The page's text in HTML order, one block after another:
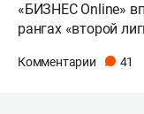
«БИЗНЕС Online»
рангах «второй
Комментарии 41